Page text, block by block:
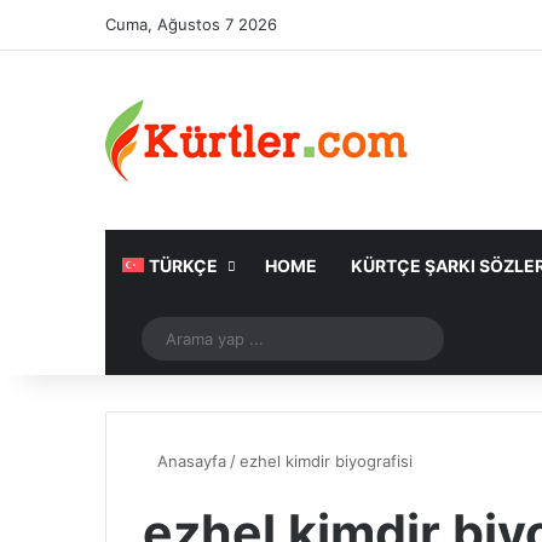
Cuma, Ağustos 7 2026
TÜRKÇE HOME KÜRTÇE ŞARKI
Rastgele Makale
yap
Anasayfa /ezhel kimdir biyografisi